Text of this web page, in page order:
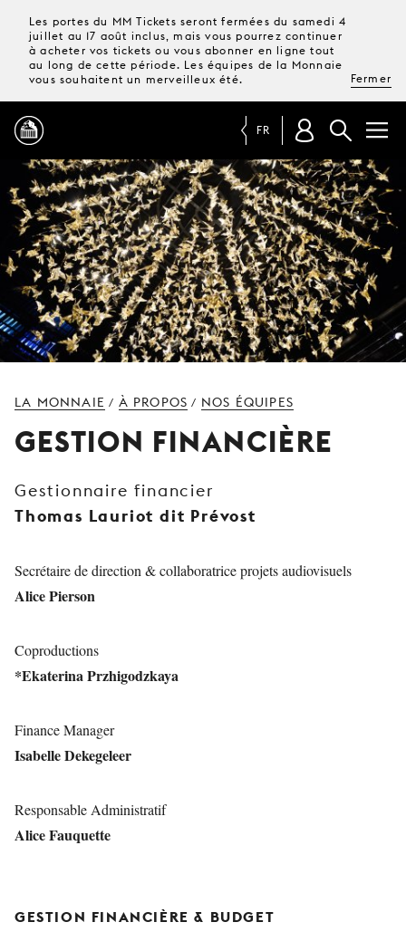
Les portes du MM Tickets seront fermées du samedi 4
juillet au 17 août inclus, mais vous pourrez continuer
à acheter vos tickets ou vous abonner en ligne tout
au long de cette période. Les équipes de la Monnaie
vous souhaitent un merveilleux été.
Fermer
PROGRAMME
MAGAZINE
TICKETS &
ABONNEMENTS
VOTRE
PUBLIC
MONNAIE
FR
LA MONNAIE / À PROPOS / NOS ÉQUIPES
GESTION FINANCIÈRE
Gestionnaire financier
Thomas Lauriot dit Prévost
Secrétaire de direction & collaboratrice projets audiovisuels
Alice Pierson
Coproductions
*Ekaterina Przhigodzkaya
Finance Manager
Isabelle Dekegeleer
Responsable Administratif
Alice Fauquette
GESTION FINANCIÈRE & BUDGET